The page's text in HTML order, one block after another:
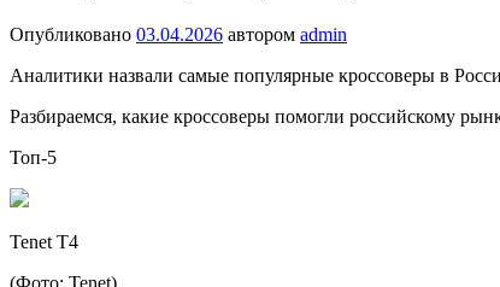
Опубликовано 03.04.2026 автором admin
Аналитики назвали самые популярные кроссоверы в
Разбираемся, какие кроссоверы помогли российскому
Топ-5
Tenet T4
(Фото: Tenet)